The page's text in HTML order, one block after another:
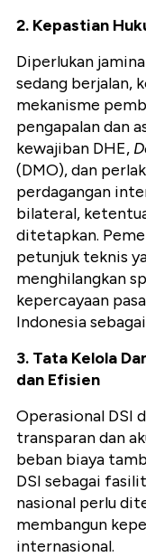
2. Kepastian
Diperlukan
sedang berjalan,
mekanisme
pengapalan dan
kewajiban DHE,
(DMO), dan
perdagangan
bilateral,
ditetapkan.
petunjuk teknis
menghilangkan
kepercayaan
Indonesia
3. Tata Kelola
dan Efisien
Operasional DSI
transparan dan
beban biaya
DSI sebagai
nasional perlu
membangun
internasional.